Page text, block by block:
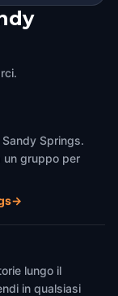
Springs.
un gruppo per
→
lungo il
in qualsiasi